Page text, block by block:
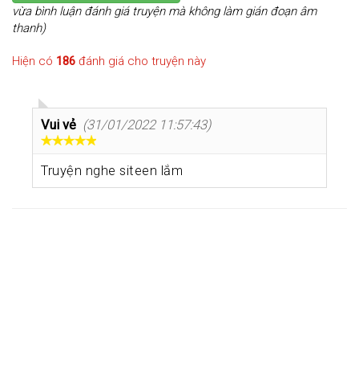
vừa bình luận đánh giá truyện mà không làm gián đoạn âm
thanh)
Hiện có 186 đánh giá cho truyện này
Vui vẻ (31/01/2022 11:57:43)
Truyện nghe siteen lắm